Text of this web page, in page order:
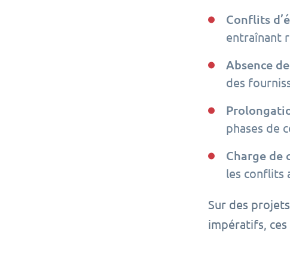
Conflits
entraînant
Absence
des
phases de
Charge de
les conflits
Sur des
impératifs,